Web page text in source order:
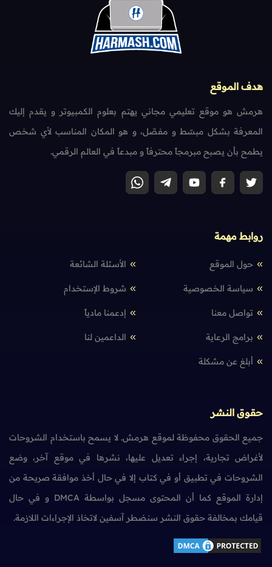
هدف الموقع
هرمش هو موقع تعليمي مجاني يهتم بعلوم الكمبيوتر و يقدم إليك
المعرفة بشكل مبسّط و مفصّل، و هو المكان المناسب لأي شخص
يطمح بأن يصبح مبرمجاً محترفاً و مبدعاً في العالم الرقمي.
روابط مهمة
حول الموقع الأسئلة الشائعة
سياسة الخصوصية شروط الإستخدام
تواصل معنا إدعمنا مادياً
برامج الرعاية الداعمين لنا
أبلغ عن مشكلة
حقوق النشر
جميع الحقوق محفوظة لموقع هرمش. لا يسمح باستخدام الشروحات
لأغراض تجارية، إجراء تعديل عليها، نشرها في موقع آخر، وضع
الشروحات في تطبيق أو في كتاب إلا في حال أخذ موافقة صريحة من
إدارة الموقع كما أن المحتوى مسجل بواسطة DMCA و في حال
قيامك بمخالفة حقوق النشر سنضطر آسفين لاتخاذ الإجراءات اللازمة.